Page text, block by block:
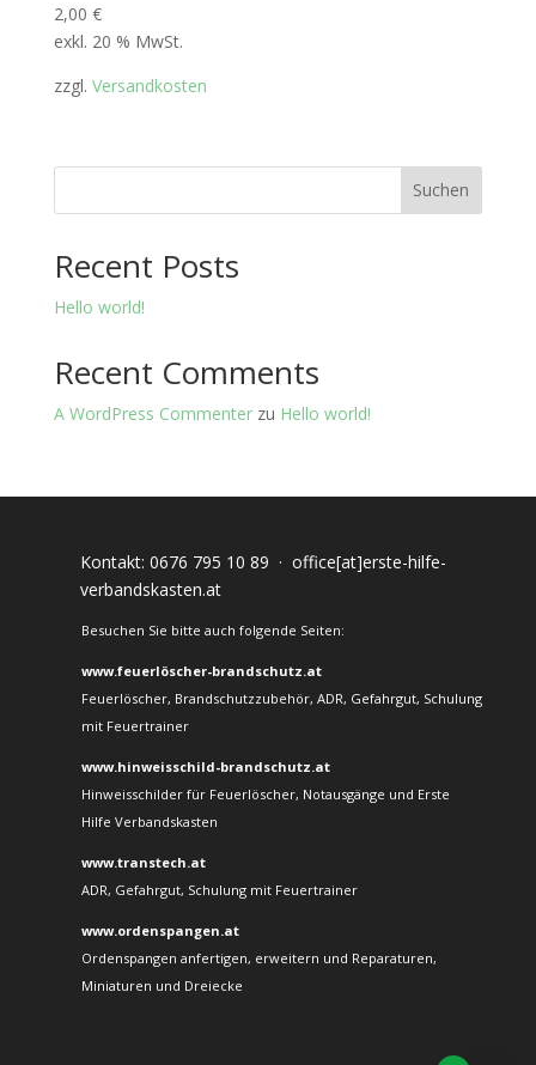
2,00 €
exkl. 20 % MwSt.
zzgl. Versandkosten
Suchen
Recent Posts
Hello world!
Recent Comments
A WordPress Commenterzu Hello world!
Kontakt: 0676 795 10 89 · office[at]erste-hilfe-
verbandskasten.at
Besuchen Sie bitte auch folgende Seiten:
www.feuerlöscher-brandschutz.at
Feuerlöscher, Brandschutzzubehör, ADR, Gefahrgut, Schulung
mit Feuertrainer
www.hinweisschild-brandschutz.at
Hinweisschilder für Feuerlöscher, Notausgänge und Erste
Hilfe Verbandskasten
www.transtech.at
ADR, Gefahrgut, Schulung mit Feuertrainer
www.ordenspangen.at
Ordenspangen anfertigen, erweitern und Reparaturen,
Miniaturen und Dreiecke